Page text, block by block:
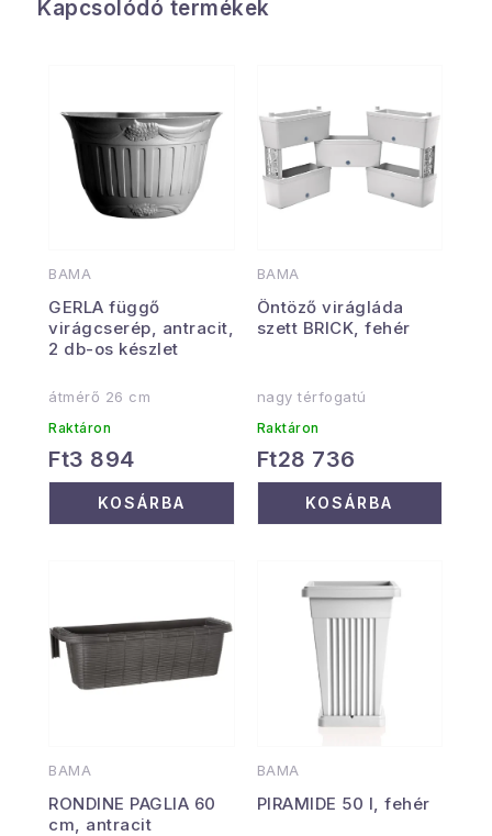
Kapcsolódó termékek
BAMA
GERLA függő
virágcserép, antracit,
2 db-os készlet
átmérő 26 cm
Raktáron
Ft3 894
KOSÁRBA
BAMA
Öntöző virágláda
szett BRICK, fehér
nagy térfogatú
Raktáron
Ft28 736
KOSÁRBA
BAMA
RONDINE PAGLIA 60
cm, antracit
BAMA
PIRAMIDE 50 l, fehér